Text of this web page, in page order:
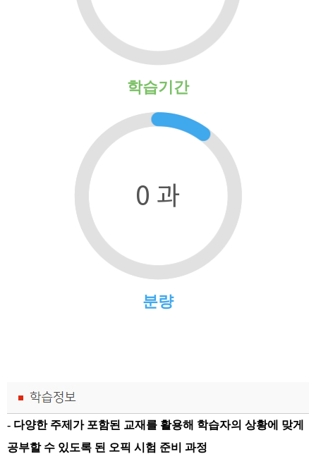
학습기간
0 과
분량
- 다양한 주제가 포함된 교재를 활용해 학습자의 상황에 맞게
공부할 수 있도록 된 오픽 시험 준비 과정